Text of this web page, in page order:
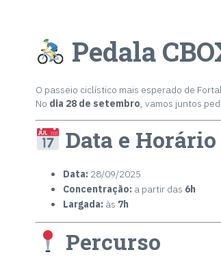
Pedala
O passeio ciclístico mais esperado de
No dia 28 de setembro, vamos juntos
Data e Horário
Data: 28/09/2025
Concentração: a partir das 6h
Largada: às 7h
Percurso